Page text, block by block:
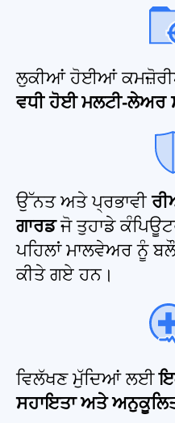
ਲੁਕੀਆਂ ਹੋਈਆਂ
ਵਧੀ ਹੋਈ ਮਲਟੀ-ਲੇਅਰ
ਉੱਨਤ ਅਤੇ ਪ੍ਰਭਾਵੀ
ਗਾਰਡਜੋ ਤੁਹਾਡੇ
ਪਹਿਲਾਂ ਮਾਲਵੇਅਰ ਨੂੰ
ਕੀਤੇ ਗਏ ਹਨ।
ਵਿਲੱਖਣ ਮੁੱਦਿਆਂ ਲਈ
ਸਹਾਇਤਾ ਅਤੇ